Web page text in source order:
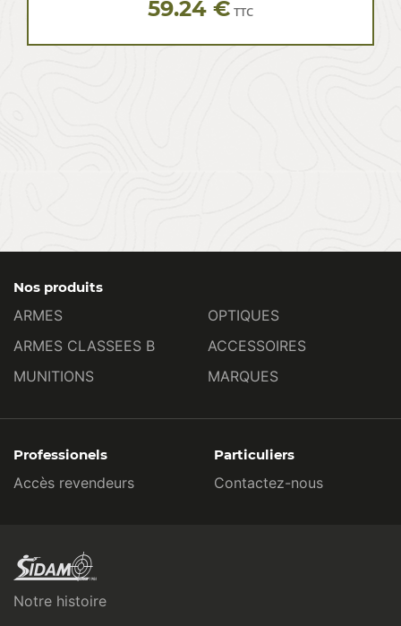
59.24 € TTC
Nos produits
ARMES
ARMES CLASSEES B
MUNITIONS
OPTIQUES
ACCESSOIRES
MARQUES
Professionels
Accès revendeurs
Particuliers
Contactez-nous
Notre histoire